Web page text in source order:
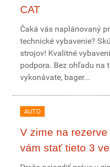
CAT
Čaká vás naplánovaný
technické vybavenie?
strojov! Kvalitné
podpora. Bez ohľadu na
vykonávate, bager...
AUTO
V zime na
vám stať tieto 3